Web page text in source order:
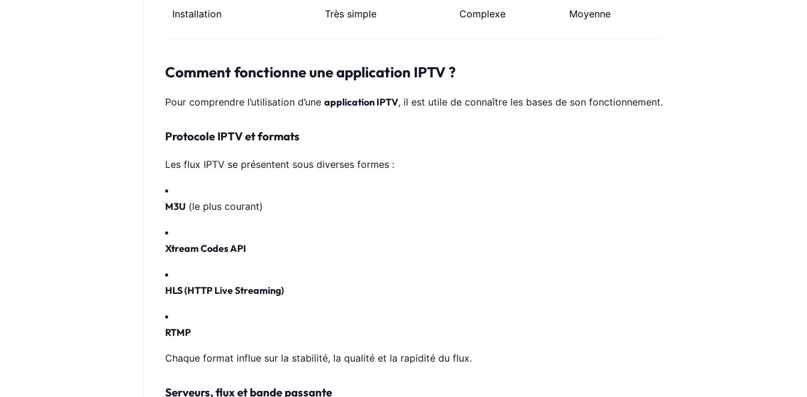
Installation Très simple Complexe Moyenne
Comment fonctionne une application IPTV ?
Pour comprendre l’utilisation d’une application IPTV, il est utile de connaître les bases de son fonctionnement.
Protocole IPTV et formats
Les flux IPTV se présentent sous diverses formes :
M3U(le plus courant)
Xtream Codes API
HLS (HTTP Live Streaming)
RTMP
Chaque format influe sur la stabilité, la qualité et la rapidité du flux.
Serveurs, flux et bande passante